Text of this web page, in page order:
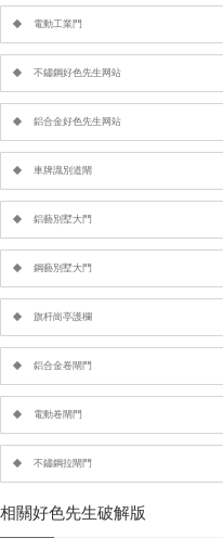
電動工業門
不鏽鋼好色先生网站
鋁合金好色先生网站
車牌識別道閘
鋁藝別墅大門
鋼藝別墅大門
旗杆崗亭護欄
鋁合金卷閘門
電動卷閘門
不鏽鋼拉閘門
相關好色先生破解版